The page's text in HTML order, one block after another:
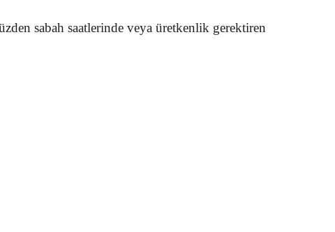
sabah saatlerinde veya üretkenlik gerektiren